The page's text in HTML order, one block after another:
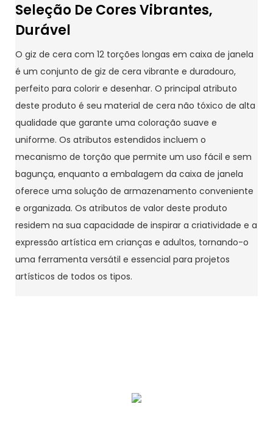
Seleção De Cores Vibrantes,
Durável
O giz de cera com 12 torções longas em caixa de janela
é um conjunto de giz de cera vibrante e duradouro,
perfeito para colorir e desenhar. O principal atributo
deste produto é seu material de cera não tóxico de alta
qualidade que garante uma coloração suave e
uniforme. Os atributos estendidos incluem o
mecanismo de torção que permite um uso fácil e sem
bagunça, enquanto a embalagem da caixa de janela
oferece uma solução de armazenamento conveniente
e organizada. Os atributos de valor deste produto
residem na sua capacidade de inspirar a criatividade e a
expressão artística em crianças e adultos, tornando-o
uma ferramenta versátil e essencial para projetos
artísticos de todos os tipos.